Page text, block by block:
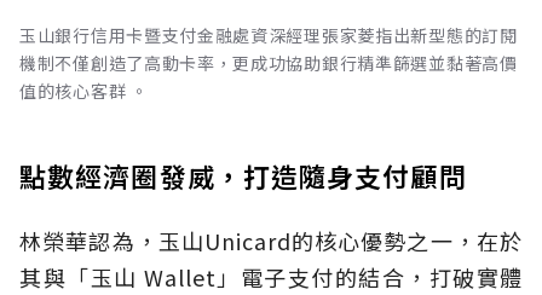
玉山銀行信用卡暨支付金融處資深經理張家菱指出新型態的訂閱
機制不僅創造了高動卡率，更成功協助銀行精準篩選並黏著高價
值的核心客群 。
點數經濟圈發威，打造隨身支付顧問
林榮華認為，玉山Unicard的核心優勢之一，在於
其與「玉山 Wallet」電子支付的結合，打破實體